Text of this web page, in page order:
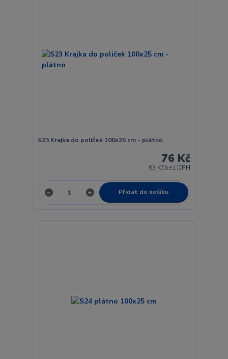
S23 Krajka do poliček 100x25 cm - plátno
76 Kč
63 Kčbez DPH
Přidat do košíku